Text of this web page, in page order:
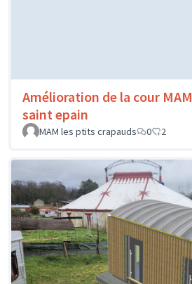
Amélioration de la cour MAM
saint epain
MAM les ptits crapauds
0 2